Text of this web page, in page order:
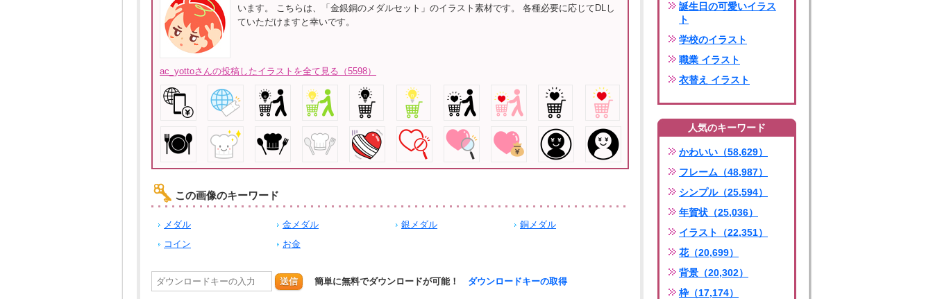
います。 こちらは、「金銀銅のメダルセット」のイラスト素材です。 各種必要に応じてDLし
ていただけますと幸いです。
ac_yottoさんの投稿したイラストを全て見る（5598）
この画像のキーワード
メダル 金メダル 銀メダル
銅メダル
コイン
お金
送信 簡単に無料でダウンロードが可能！ ダウンロードキーの取得
誕生日の可愛いイラス
ト
学校のイラスト
職業 イラスト
衣替え イラスト
人気のキーワード
かわいい（58,629）
フレーム（48,987）
シンプル（25,594）
年賀状（25,036）
イラスト（22,351）
花（20,699）
背景（20,302）
枠（17,174）